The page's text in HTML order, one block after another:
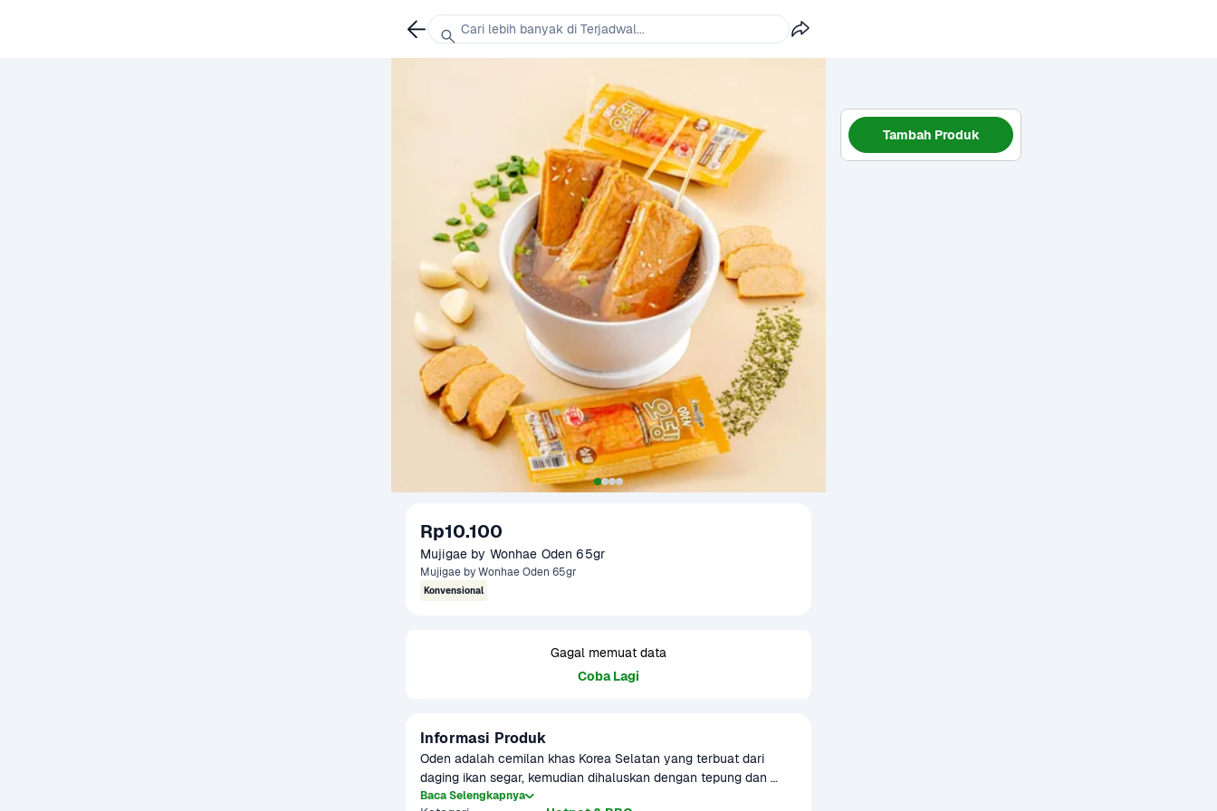
Rp10.100
Mujigae by Wonhae Oden 65gr
Mujigae by Wonhae Oden 65gr
Konvensional
Gagal memuat data
Coba Lagi
Informasi Produk
Oden adalah cemilan khas Korea Selatan yang terbuat dari
daging ikan segar, kemudian dihaluskan dengan tepung dan
rempah-rempah. Oden Mujigae menghadirkan kenikmatan dari
Baca Selengkapnya
Tambah Produk
Cari lebih banyak di Terjadwal...